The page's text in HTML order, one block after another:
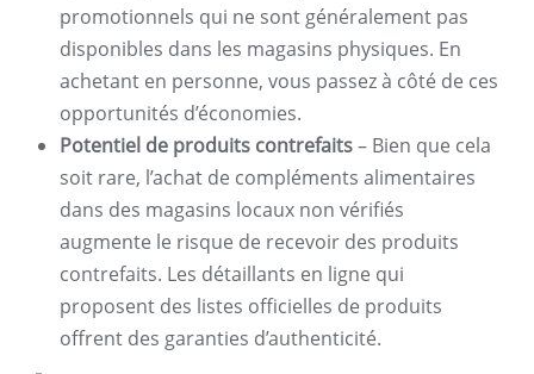
promotionnels qui ne sont généralement pas
disponibles dans les magasins physiques. En
achetant en personne, vous passez à côté de ces
opportunités d’économies.
Potentiel de produits contrefaits– Bien que cela
soit rare, l’achat de compléments alimentaires
dans des magasins locaux non vérifiés
augmente le risque de recevoir des produits
contrefaits. Les détaillants en ligne qui
proposent des listes officielles de produits
offrent des garanties d’authenticité.